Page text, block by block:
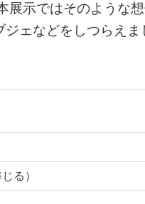
展示ではそのような
ェなどをしつらえ
る）